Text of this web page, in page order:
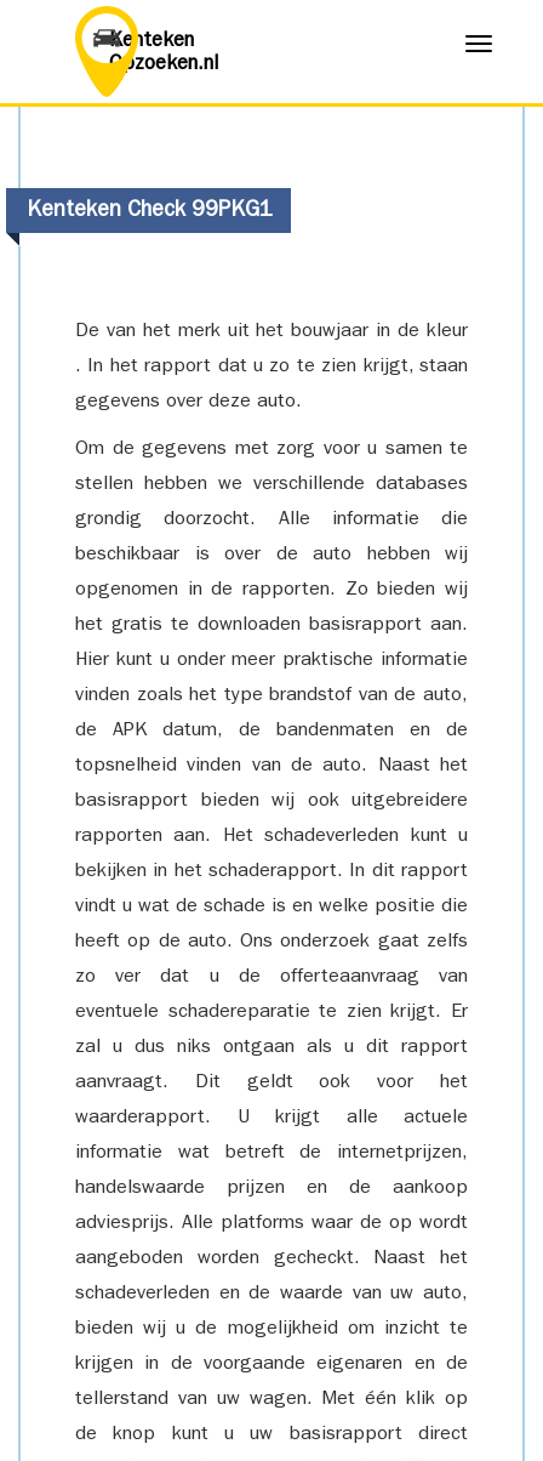
Kenteken
Opzoeken.nl
Menu
Kenteken Check 99PKG1
De van het merk uit het bouwjaar in de kleur
. In het rapport dat u zo te zien krijgt, staan
gegevens over deze auto.
Om de gegevens met zorg voor u samen te
stellen hebben we verschillende databases
grondig doorzocht. Alle informatie die
beschikbaar is over de auto hebben wij
opgenomen in de rapporten. Zo bieden wij
het gratis te downloaden basisrapport aan.
Hier kunt u onder meer praktische informatie
vinden zoals het type brandstof van de auto,
de APK datum, de bandenmaten en de
topsnelheid vinden van de auto. Naast het
basisrapport bieden wij ook uitgebreidere
rapporten aan. Het schadeverleden kunt u
bekijken in het schaderapport. In dit rapport
vindt u wat de schade is en welke positie die
heeft op de auto. Ons onderzoek gaat zelfs
zo ver dat u de offerteaanvraag van
eventuele schadereparatie te zien krijgt. Er
zal u dus niks ontgaan als u dit rapport
aanvraagt. Dit geldt ook voor het
waarderapport. U krijgt alle actuele
informatie wat betreft de internetprijzen,
handelswaarde prijzen en de aankoop
adviesprijs. Alle platforms waar de op wordt
aangeboden worden gecheckt. Naast het
schadeverleden en de waarde van uw auto,
bieden wij u de mogelijkheid om inzicht te
krijgen in de voorgaande eigenaren en de
tellerstand van uw wagen. Met één klik op
de knop kunt u uw basisrapport direct